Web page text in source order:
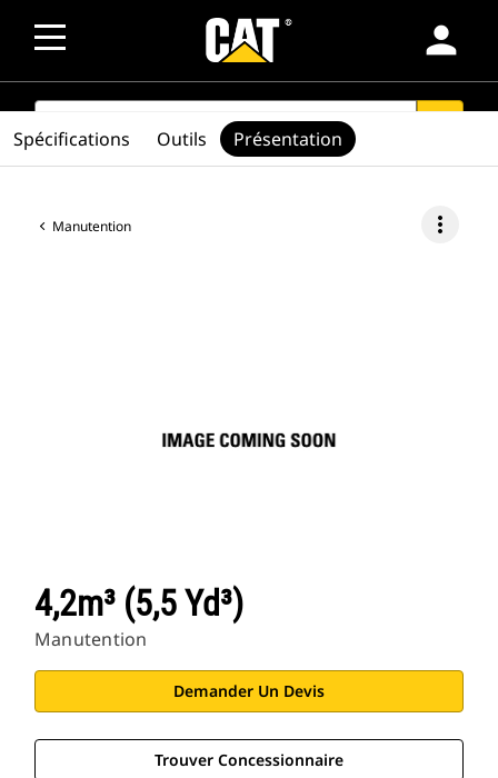
person
SEARCH
Manutention more_vert
4,2m³ (5,5 Yd³)
Manutention
Demander Un Devis
Trouver Concessionnaire
Spécifications Outils Présentation